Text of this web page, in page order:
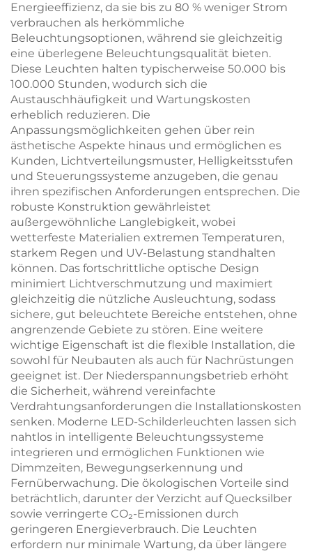
Energieeffizienz, da sie bis zu 80 % weniger Strom
verbrauchen als herkömmliche
Beleuchtungsoptionen, während sie gleichzeitig
eine überlegene Beleuchtungsqualität bieten.
Diese Leuchten halten typischerweise 50.000 bis
100.000 Stunden, wodurch sich die
Austauschhäufigkeit und Wartungskosten
erheblich reduzieren. Die
Anpassungsmöglichkeiten gehen über rein
ästhetische Aspekte hinaus und ermöglichen es
Kunden, Lichtverteilungsmuster, Helligkeitsstufen
und Steuerungssysteme anzugeben, die genau
ihren spezifischen Anforderungen entsprechen. Die
robuste Konstruktion gewährleistet
außergewöhnliche Langlebigkeit, wobei
wetterfeste Materialien extremen Temperaturen,
starkem Regen und UV-Belastung standhalten
können. Das fortschrittliche optische Design
minimiert Lichtverschmutzung und maximiert
gleichzeitig die nützliche Ausleuchtung, sodass
sichere, gut beleuchtete Bereiche entstehen, ohne
angrenzende Gebiete zu stören. Eine weitere
wichtige Eigenschaft ist die flexible Installation, die
sowohl für Neubauten als auch für Nachrüstungen
geeignet ist. Der Niederspannungsbetrieb erhöht
die Sicherheit, während vereinfachte
Verdrahtungsanforderungen die Installationskosten
senken. Moderne LED-Schilderleuchten lassen sich
nahtlos in intelligente Beleuchtungssysteme
integrieren und ermöglichen Funktionen wie
Dimmzeiten, Bewegungserkennung und
Fernüberwachung. Die ökologischen Vorteile sind
beträchtlich, darunter der Verzicht auf Quecksilber
sowie verringerte CO₂-Emissionen durch
geringeren Energieverbrauch. Die Leuchten
erfordern nur minimale Wartung, da über längere